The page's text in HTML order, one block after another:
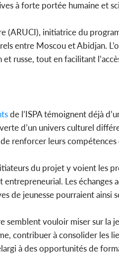
à forte portée humaine et
(ARUCI), initiatrice du
entre Moscou et Abidjan.
russe, tout en facilitant
de l’ISPA témoignent déjà
d’un univers culturel
renforcer leurs compétences
du projet y voient les
Les
de jeunesse pourraient ainsi
semblent vouloir miser sur la
contribuer à consolider les
à des opportunités de